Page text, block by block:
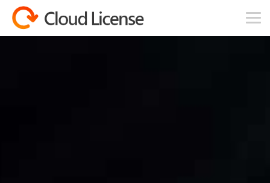
コンテンツへスキップ